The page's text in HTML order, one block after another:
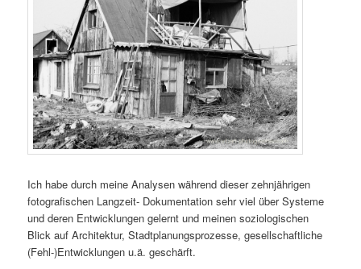
Ich habe durch meine Analysen während dieser zehnjährigen
fotografischen Langzeit- Dokumentation sehr viel über Systeme
und deren Entwicklungen gelernt und meinen soziologischen
Blick auf Architektur, Stadtplanungsprozesse, gesellschaftliche
(Fehl-)Entwicklungen u.ä. geschärft.